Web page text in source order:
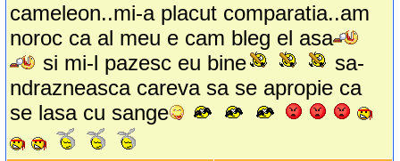
cameleon..mi-a placut comparatia..am
noroc ca al meu e cam bleg el asa
si mi-l pazesc eu bine
sa-
ndrazneasca careva sa se apropie ca
se lasa cu sange